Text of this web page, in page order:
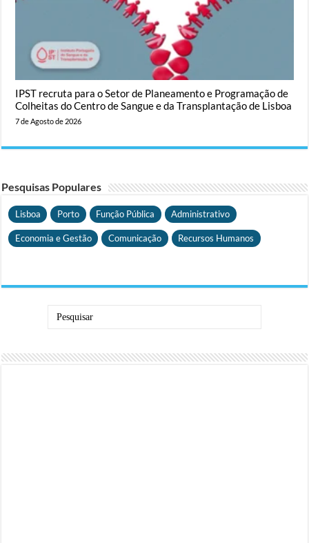
IPST recruta para o Setor de Planeamento e Programação de
Colheitas do Centro de Sangue e da Transplantação de Lisboa
7 de Agosto de 2026
Pesquisas Populares
Lisboa Porto Função Pública Administrativo
Economia e Gestão Comunicação Recursos Humanos